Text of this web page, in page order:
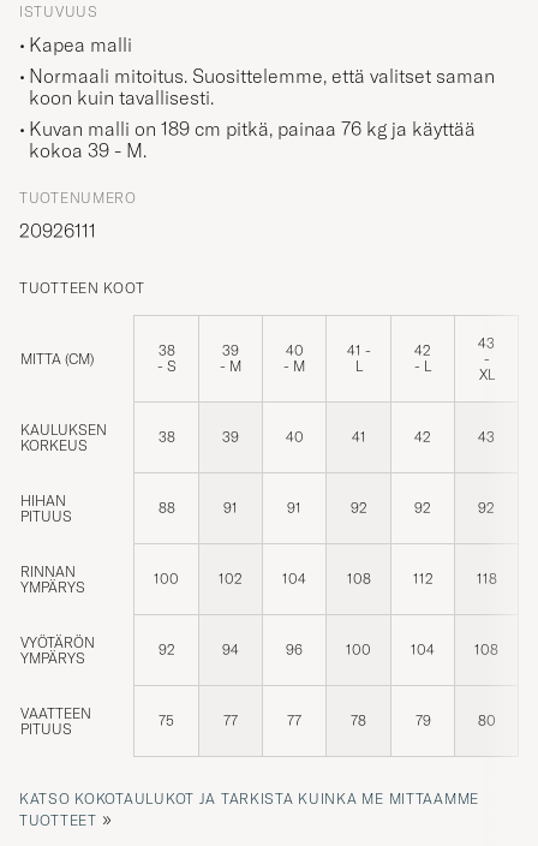
ISTUVUUS
Kapea malli
Normaali mitoitus. Suosittelemme, että valitset saman
koon kuin tavallisesti.
Kuvan malli on 189 cm pitkä, painaa 76 kg ja käyttää
kokoa 39 - M.
TUOTENUMERO
20926111
TUOTTEEN KOOT
MITTA (CM)
38
- S
39
- M
40
- M
41 -
L
42
- L
43
-
XL
KAULUKSEN
KORKEUS
38 39 40 41 42 43
HIHAN
PITUUS
88 91 91 92 92 92
RINNAN
YMPÄRYS
100 102 104 108 112 118
VYÖTÄRÖN
YMPÄRYS
92 94 96 100 104 108
VAATTEEN
PITUUS
75 77 77 78 79 80
KATSO KOKOTAULUKOT JA TARKISTA KUINKA ME MITTAAMME
TUOTTEET »